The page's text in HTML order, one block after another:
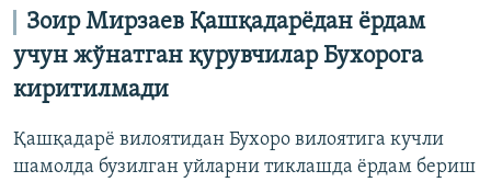
Зоир Мирзаев Қашқадарёдан ёрдам
учун жўнатган қурувчилар Бухорога
киритилмади
Қашқадарё вилоятидан Бухоро вилоятига кучли
шамолда бузилган уйларни тиклашда ёрдам бериш